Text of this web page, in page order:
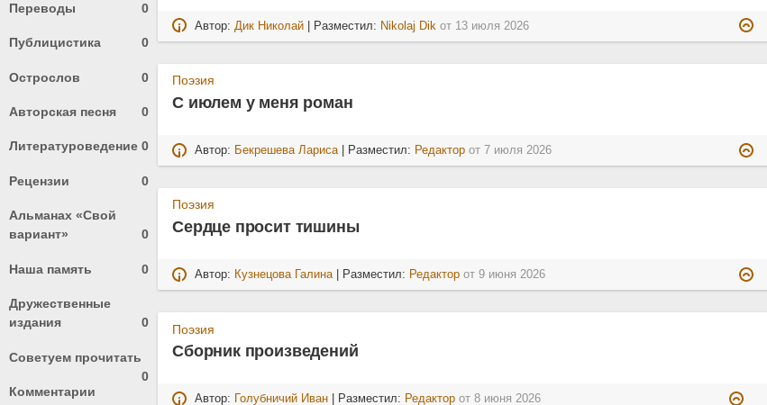
Переводы 0
Публицистика 0
Острослов 0
Авторская песня 0
Литературоведение 0
Рецензии 0
Альманах «Свой
вариант»
0
Наша память 0
Дружественные
издания
0
Советуем прочитать
0
Комментарии
Автор:Дик Николай | Разместил: Nikolaj Dik от 13 июля 2026
Поэзия
С июлем у меня роман
Автор: Бекрешева Лариса| Разместил: Редактор от 7 июля 2026
Поэзия
Сердце просит тишины
Автор: Кузнецова Галина| Разместил: Редактор от9 июня 2026
Поэзия
Сборник произведений
Автор: Голубничий Иван | Разместил: Редактор от8 июня 2026